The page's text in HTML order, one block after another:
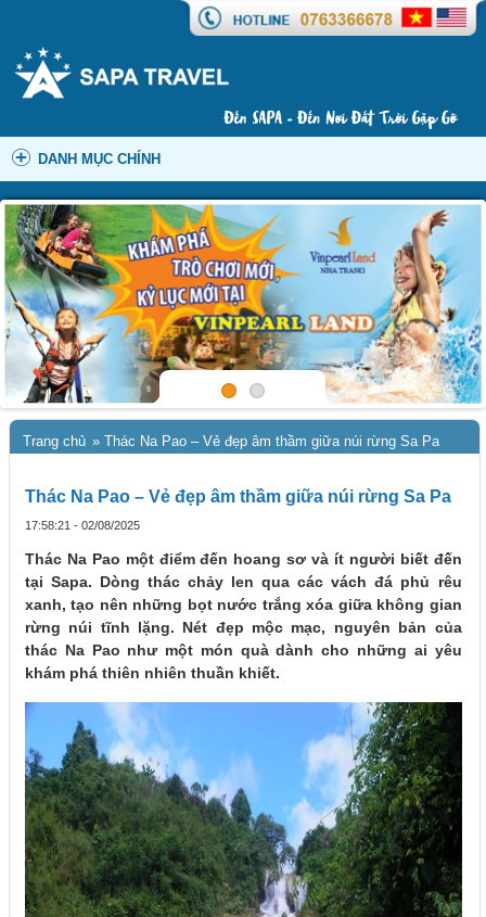
DANH MỤC CHÍNH
Trang chủ » Thác Na Pao – Vẻ đẹp âm thầm giữa núi rừng Sa Pa
Thác Na Pao – Vẻ đẹp âm thầm giữa núi rừng Sa Pa
17:58:21 - 02/08/2025
Thác Na Pao một điểm đến hoang sơ và ít người biết đến
tại Sapa. Dòng thác chảy len qua các vách đá phủ rêu
xanh, tạo nên những bọt nước trắng xóa giữa không gian
rừng núi tĩnh lặng. Nét đẹp mộc mạc, nguyên bản của
thác Na Pao như một món quà dành cho những ai yêu
khám phá thiên nhiên thuần khiết.